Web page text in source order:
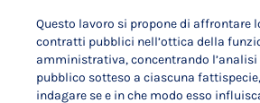
Questo lavoro si propone di affrontare
contratti pubblici nell’ottica della
amministrativa, concentrando l’analisi
pubblico sotteso a ciascuna
indagare se e in che modo esso